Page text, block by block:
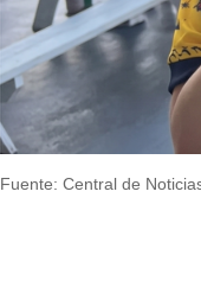
Fuente: Central de